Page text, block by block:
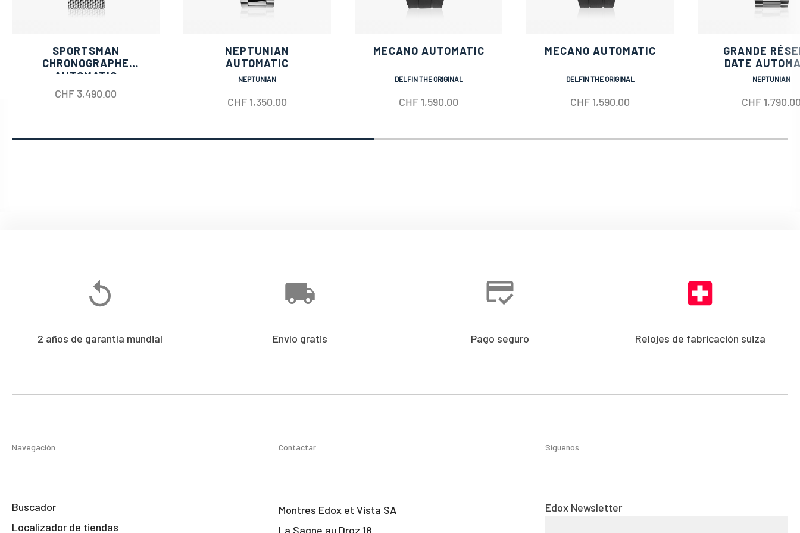
SPORTSMAN
CHRONOGRAPHE
AUTOMATIC
CHF 3,490.00
NEPTUNIAN
AUTOMATIC
NEPTUNIAN
CHF 1,350.00
MECANO AUTOMATIC
DELFIN THE ORIGINAL
CHF 1,590.00
MECANO AUTOMATIC
DELFIN THE ORIGINAL
CHF 1,590.00
GRANDE
DATE
NEPTUNIAN
CHF
2 años de garantía mundial Envío gratis Pago seguro Relojes de fabricación suiza
Navegación
Buscador
Localizador de tiendas
Contactar
Montres Edox et Vista SA
La Sagne au Droz 18
Síguenos
Edox Newsletter